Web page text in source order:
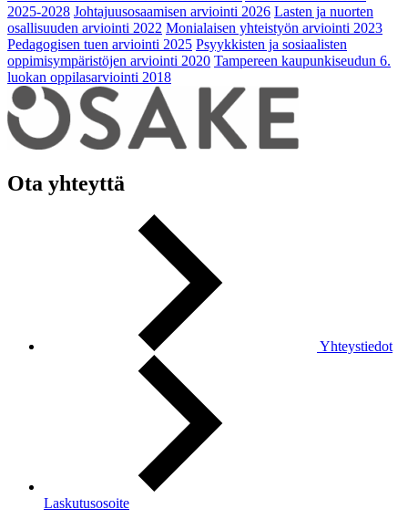
2025-2028 Johtajuusosaamisen arviointi 2026 Lasten ja nuorten
osallisuuden arviointi 2022 Monialaisen yhteistyön arviointi 2023
Pedagogisen tuen arviointi 2025 Psyykkisten ja sosiaalisten
oppimisympäristöjen arviointi 2020 Tampereen kaupunkiseudun 6.
luokan oppilasarviointi 2018
Ota yhteyttä
Yhteystiedot
Laskutusosoite